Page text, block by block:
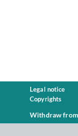
Legal notice
Copyrights
Withdraw